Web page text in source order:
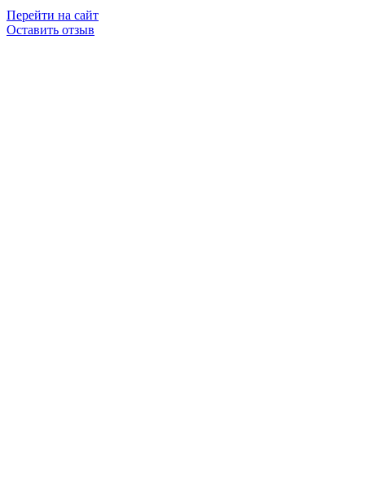
Перейти на сайт
Оставить отзыв